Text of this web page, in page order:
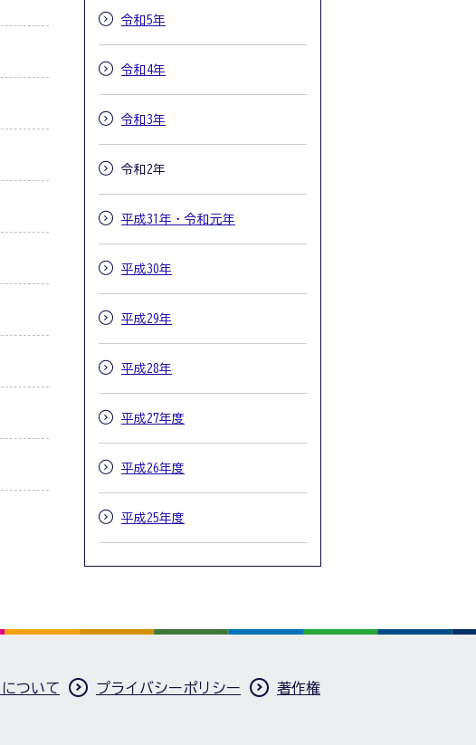
令和5年
令和4年
令和3年
令和2年
平成31年・令和元年
平成30年
平成29年
平成28年
平成27年度
平成26年度
平成25年度
ついて プライバシーポリシー 著作権